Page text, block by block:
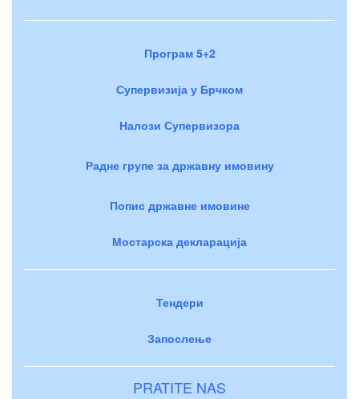
Програм 5+2
Супервизија у Брчком
Налози Супервизора
Радне групе за државну имовину
Попис државне имовине
Мостарска декларација
Тендери
Запослење
PRATITE NAS